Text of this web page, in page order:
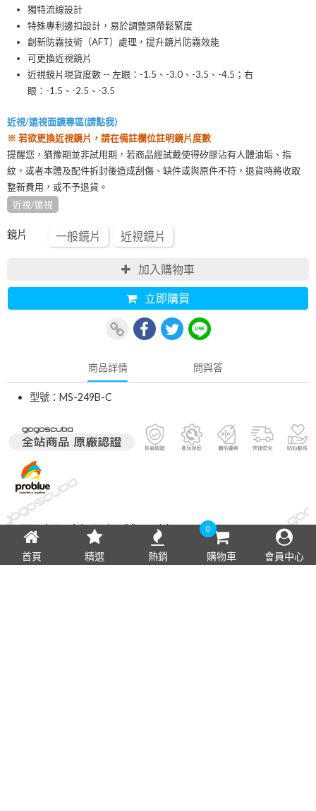
首頁 精選 熱銷
0
購物車 會員中心
獨特流線設計
特殊專利邊扣設計，易於調整頭帶鬆緊度
創新防霧技術（AFT）處理，提升鏡片防霧效能
可更換近視鏡片
近視鏡片現貨度數 -- 左眼：-1.5、-3.0、-3.5、-4.5；右
眼：-1.5、-2.5、-3.5
近視/遠視面鏡專區(請點我)
※ 若欲更換近視鏡片，請在備註欄位註明鏡片度數
提醒您，猶豫期並非試用期，若商品經試戴使得矽膠沾有人體油垢、指
紋，或者本體及配件拆封後造成刮傷、缺件或與原件不符，退貨時將收取
整新費用，或不予退貨。
近視/遠視
鏡片 一般鏡片 近視鏡片
加入購物車
立即購買
商品詳情 問與答
型號：MS-249B-C